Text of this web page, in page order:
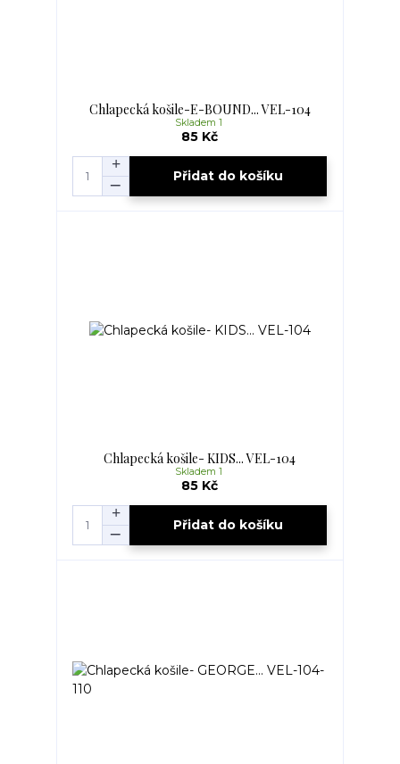
Chlapecká košile-E-BOUND... VEL-104
85 Kč
Skladem 1
Přidat do košíku
Chlapecká košile- KIDS... VEL-104
85 Kč
Skladem 1
Přidat do košíku